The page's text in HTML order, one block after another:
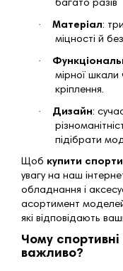
багато разів
·
Матеріал:
міцності й
·
мірної шкали
кріплення.
·
Дизайн:
підібрати
Щоб купити
увагу на наш
обладнання і
асортимент
які відповідають
Чому
важливо?